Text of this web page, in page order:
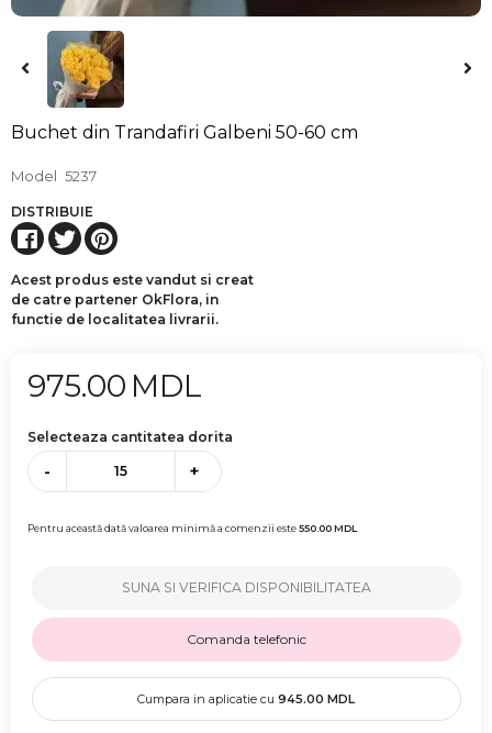
Buchet din Trandafiri Galbeni 50-60 cm
Model 5237
DISTRIBUIE
Acest produs este vandut si creat
de catre partener OkFlora, in
functie de localitatea livrarii.
975.00 MDL
Selecteaza cantitatea dorita
- +
Pentru această dată valoarea minimă a comenzii este550.00MDL
SUNA SI VERIFICA DISPONIBILITATEA
Comanda telefonic
Cumpara in aplicatie cu 945.00 MDL